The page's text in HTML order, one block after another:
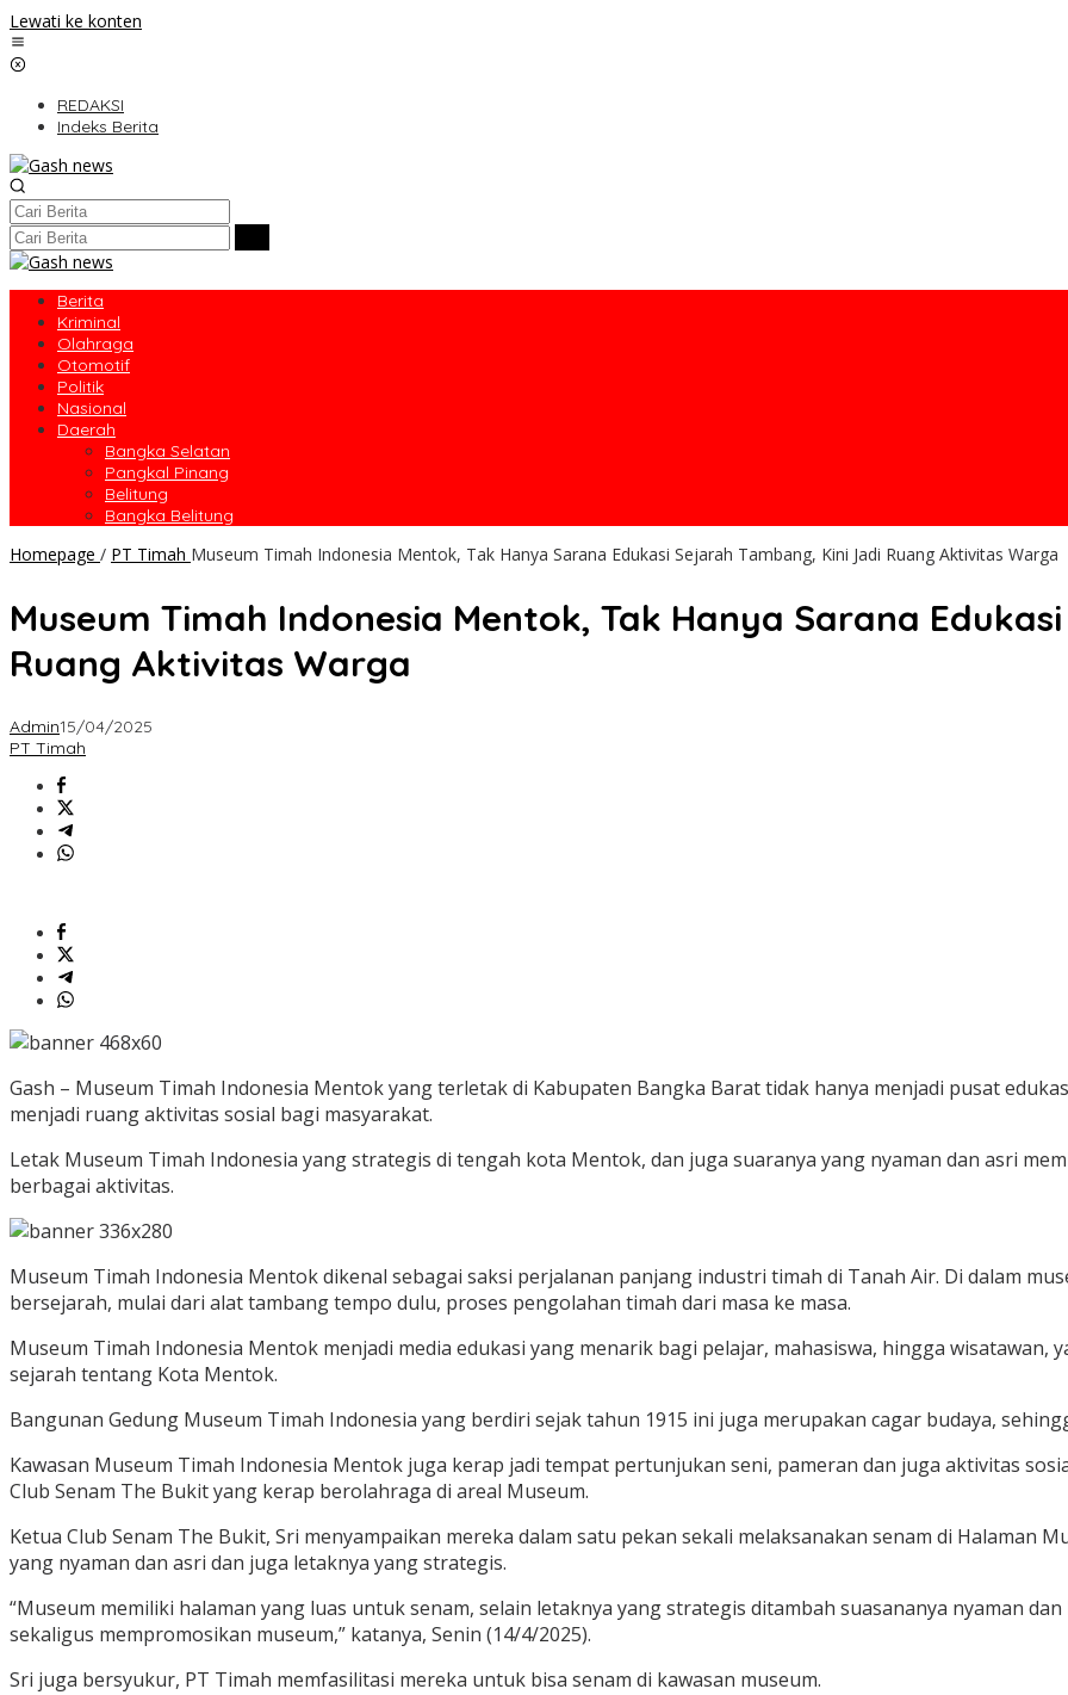
Lewati ke konten
REDAKSI
Indeks Berita
Berita
Kriminal
Olahraga
Otomotif
Politik
Nasional
Daerah
Bangka Selatan
Pangkal Pinang
Belitung
Bangka Belitung
Homepage / PT Timah Museum Timah Indonesia Mentok, Tak Hanya Sarana Edukasi Sejarah Tambang, Kini Jadi Ruang Aktivitas Warga
Museum Timah Indonesia Mentok, Tak Hanya Sarana
Ruang Aktivitas Warga
Admin15/04/2025
PT Timah
Gash – Museum Timah Indonesia Mentok yang terletak di Kabupaten Bangka Barat tidak hanya menjadi pusat
menjadi ruang aktivitas sosial bagi masyarakat.
Letak Museum Timah Indonesia yang strategis di tengah kota Mentok, dan juga suaranya yang nyaman dan asri
berbagai aktivitas.
Museum Timah Indonesia Mentok dikenal sebagai saksi perjalanan panjang industri timah di Tanah Air. Di dalam
bersejarah, mulai dari alat tambang tempo dulu, proses pengolahan timah dari masa ke masa.
Museum Timah Indonesia Mentok menjadi media edukasi yang menarik bagi pelajar, mahasiswa, hingga wisatawan,
sejarah tentang Kota Mentok.
Bangunan Gedung Museum Timah Indonesia yang berdiri sejak tahun 1915 ini juga merupakan cagar budaya,
Kawasan Museum Timah Indonesia Mentok juga kerap jadi tempat pertunjukan seni, pameran dan juga aktivitas
Club Senam The Bukit yang kerap berolahraga di areal Museum.
Ketua Club Senam The Bukit, Sri menyampaikan mereka dalam satu pekan sekali melaksanakan senam di Halaman
yang nyaman dan asri dan juga letaknya yang strategis.
“Museum memiliki halaman yang luas untuk senam, selain letaknya yang strategis ditambah suasananya nyaman
sekaligus mempromosikan museum,” katanya, Senin (14/4/2025).
Sri juga bersyukur, PT Timah memfasilitasi mereka untuk bisa senam di kawasan museum.